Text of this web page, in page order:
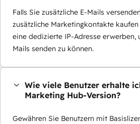
Falls Sie zusätzliche E-Mails
zusätzliche Marketingkontakte
eine dedizierte IP-Adresse erwerben,
Mails senden zu können.
Wie viele Benutzer erhalte
Marketing Hub-Version?
Gewähren Sie Benutzern mit